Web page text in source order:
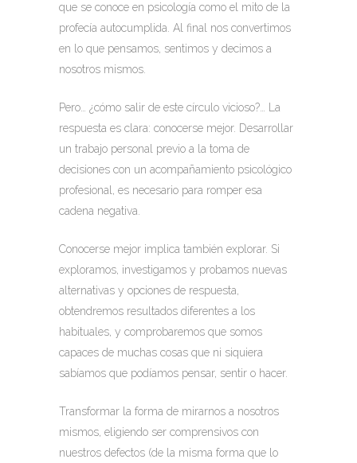
que se conoce en psicología como el mito de la
profecía autocumplida. Al final nos convertimos
en lo que pensamos, sentimos y decimos a
nosotros mismos.
Pero… ¿cómo salir de este círculo vicioso?… La
respuesta es clara: conocerse mejor. Desarrollar
un trabajo personal previo a la toma de
decisiones con un acompañamiento psicológico
profesional, es necesario para romper esa
cadena negativa.
Conocerse mejor implica también explorar. Si
exploramos, investigamos y probamos nuevas
alternativas y opciones de respuesta,
obtendremos resultados diferentes a los
habituales, y comprobaremos que somos
capaces de muchas cosas que ni siquiera
sabíamos que podíamos pensar, sentir o hacer.
Transformar la forma de mirarnos a nosotros
mismos, eligiendo ser comprensivos con
nuestros defectos (de la misma forma que lo